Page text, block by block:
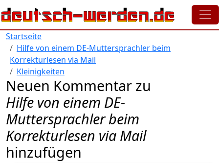
Direkt zum Inhalt
Startseite
Hilfe von einem DE-Muttersprachler beim
Korrekturlesen via Mail
Kleinigkeiten
Neuen Kommentar zu
Hilfe von einem DE-
Muttersprachler beim
Korrekturlesen via Mail
hinzufügen